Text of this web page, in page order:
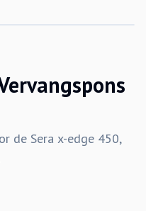
de Sera x-edge 450,